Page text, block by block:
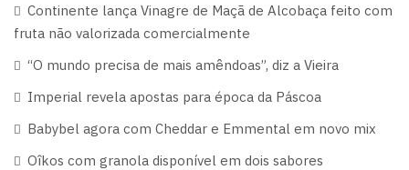
Continente lança Vinagre de Maçã de Alcobaça feito com
fruta não valorizada comercialmente
“O mundo precisa de mais amêndoas”, diz a Vieira
Imperial revela apostas para época da Páscoa
Babybel agora com Cheddar e Emmental em novo mix
Oîkos com granola disponível em dois sabores